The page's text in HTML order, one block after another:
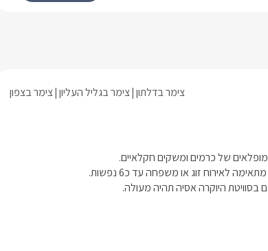
מרווח ופתוח, ובו שירותים,
וארונית עץ גדולה בה יחכו לכם מגבות
ריחניים.
בנוסף לסוויטה חדר שינה ללינת ילדים, ובו 2 מיטות
ומיזוג אוויר.
צימר בדלתון צימר בגליל העליון צימר בצפון